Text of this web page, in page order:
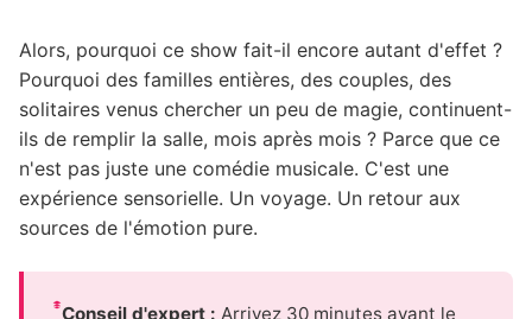
Alors, pourquoi ce show fait-il encore autant d'effet ?
Pourquoi des familles entières, des couples, des
solitaires venus chercher un peu de magie, continuent-
ils de remplir la salle, mois après mois ? Parce que ce
n'est pas juste une comédie musicale. C'est une
expérience sensorielle. Un voyage. Un retour aux
sources de l'émotion pure.
Conseil d'expert : Arrivez 30 minutes avant le